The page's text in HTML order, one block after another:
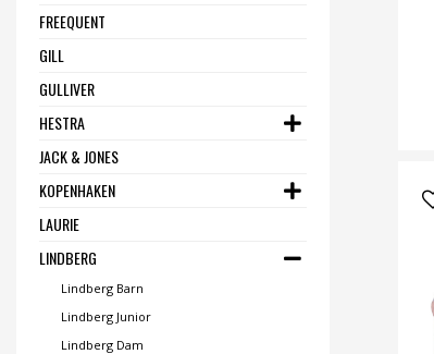
FREEQUENT
GILL
GULLIVER
HESTRA
JACK & JONES
KOPENHAKEN
LAURIE
LINDBERG
Lindberg Barn
Lindberg Junior
Lindberg Dam